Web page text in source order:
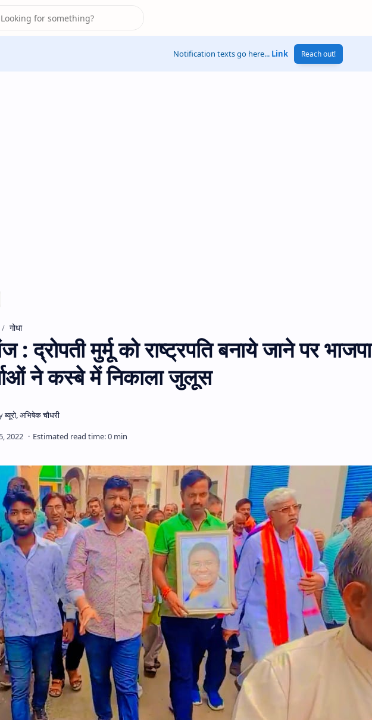
Notification texts go here... Link Reach out!
गोधा
द्रोपती मुर्मू को राष्ट्रपति बनाये जाने पर भाजपा
ने कस्बे में निकाला जुलूस